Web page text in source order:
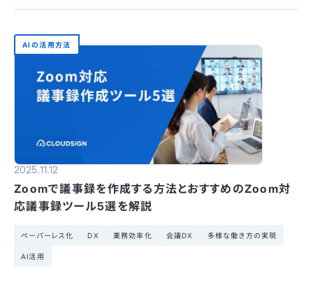
AIの活用方法
2025.11.12
Zoomで議事録を作成する方法とおすすめのZoom対
応議事録ツール5選を解説
ペーパーレス化 DX 業務効率化 会議DX 多様な働き方の実現
AI活用